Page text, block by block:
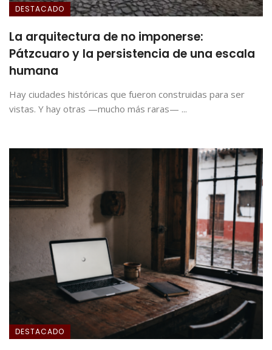
DESTACADO
La arquitectura de no imponerse:
Pátzcuaro y la persistencia de una escala
humana
Hay ciudades históricas que fueron construidas para ser
vistas. Y hay otras —mucho más raras— ...
DESTACADO